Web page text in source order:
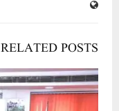
RELATED POSTS